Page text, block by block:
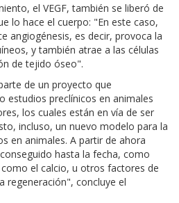
el VEGF, también se liberó de
lo hace el cuerpo: "En este caso,
angiogénesis, es decir, provoca la
y también atrae a las células
de tejido óseo".
de un proyecto que
estudios preclínicos en animales
los cuales están en vía de ser
incluso, un nuevo modelo para la
en animales. A partir de ahora
hasta la fecha, como
el calcio, u otros factores de
regeneración", concluye el